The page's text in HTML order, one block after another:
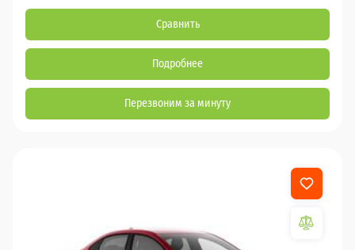
Сравнить
Подробнее
Перезвоним за минуту